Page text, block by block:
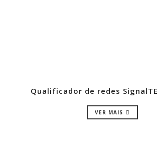
Qualificador de redes
VER MAIS